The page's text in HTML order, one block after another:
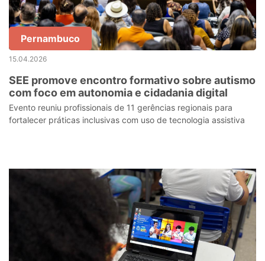
Pernambuco
15.04.2026
SEE promove encontro formativo sobre autismo
com foco em autonomia e cidadania digital
Evento reuniu profissionais de 11 gerências regionais para
fortalecer práticas inclusivas com uso de tecnologia assistiva